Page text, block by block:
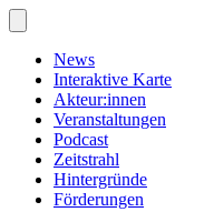
Zum
Hauptinhalt
springenNews
Interaktive Karte
Akteur:innen
Veranstaltungen
Podcast
Zeitstrahl
Hintergründe
Förderungen